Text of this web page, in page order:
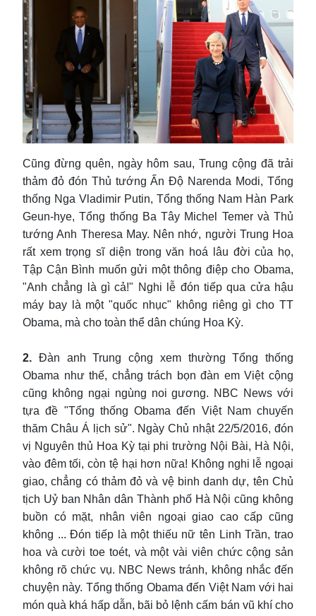
Cũng đừng quên, ngày hôm sau, Trung cộng đã trải
thảm đỏ đón Thủ tướng Ấn Độ Narenda Modi, Tổng
thống Nga Vladimir Putin, Tổng thống Nam Hàn Park
Geun-hye, Tổng thống Ba Tây Michel Temer và Thủ
tướng Anh Theresa May. Nên nhớ, người Trung Hoa
rất xem trọng sĩ diện trong văn hoá lâu đời của họ,
Tập Cận Bình muốn gửi một thông điệp cho Obama,
"Anh chẳng là gì cả!" Nghi lễ đón tiếp qua cửa hậu
máy bay là một "quốc nhục" không riêng gì cho TT
Obama, mà cho toàn thể dân chúng Hoa Kỳ.
2. Đàn anh Trung cộng xem thường Tổng thống
Obama như thế, chẳng trách bọn đàn em Việt cộng
cũng không ngại ngùng noi gương. NBC News với
tựa đề "Tổng thống Obama đến Việt Nam chuyến
thăm Châu Á lịch sử". Ngày Chủ nhật 22/5/2016, đón
vị Nguyên thủ Hoa Kỳ tại phi trường Nội Bài, Hà Nội,
vào đêm tối, còn tệ hại hơn nữa! Không nghi lễ ngoại
giao, chẳng có thảm đỏ và vệ binh danh dự, tên Chủ
tịch Uỷ ban Nhân dân Thành phố Hà Nội cũng không
buồn có mặt, nhân viên ngoại giao cao cấp cũng
không ... Đón tiếp là một thiếu nữ tên Linh Trần, trao
hoa và cười toe toét, và một vài viên chức cộng sản
không rõ chức vụ. NBC News tránh, không nhắc đến
chuyện này. Tổng thống Obama đến Việt Nam với hai
món quà khá hấp dẫn, bãi bỏ lệnh cấm bán vũ khí cho